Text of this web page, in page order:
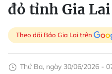
đỏ tỉnh Gia Lai
Theo dõi Báo Gia Lai trên
Thứ Ba, ngày 30/06/2026 -